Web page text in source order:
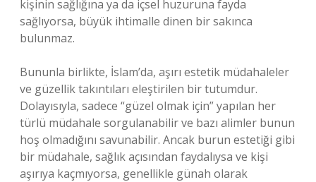
kişinin sağlığına ya da içsel huzuruna fayda
sağlıyorsa, büyük ihtimalle dinen bir sakınca
bulunmaz.
Bununla birlikte, İslam’da, aşırı estetik müdahaleler
ve güzellik takıntıları eleştirilen bir tutumdur.
Dolayısıyla, sadece “güzel olmak için” yapılan her
türlü müdahale sorgulanabilir ve bazı alimler bunun
hoş olmadığını savunabilir. Ancak burun estetiği gibi
bir müdahale, sağlık açısından faydalıysa ve kişi
aşırıya kaçmıyorsa, genellikle günah olarak